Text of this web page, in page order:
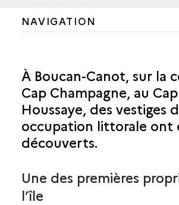
NAVIGATION
LA POSSESSION
SAINT-ANDRÉ
SAINT-BENOÎT
SAINT-JOSEPH
À Boucan-Canot, sur la
Cap Champagne, au
Houssaye, des vestiges
occupation littorale ont
découverts.
Une des premières
l’île